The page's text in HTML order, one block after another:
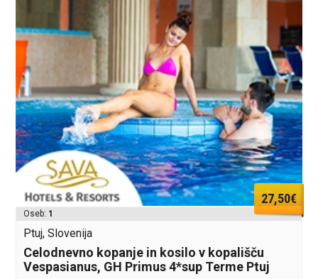
27,50€
Oseb: 1
Ptuj, Slovenija
Celodnevno kopanje in kosilo v kopališču
Vespasianus, GH Primus 4*sup Terme Ptuj